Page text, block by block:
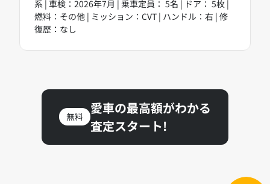
系 | 車検：2026年7月 | 乗車定員： 5名 | ドア： 5枚 |
燃料：その他 | ミッション：CVT | ハンドル：右 | 修
復歴：なし
無料
愛車の最高額がわかる
査定スタート!